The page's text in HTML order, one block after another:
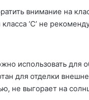
внимание на
‘C’ не
использовать для
для отделки
не выгорает на